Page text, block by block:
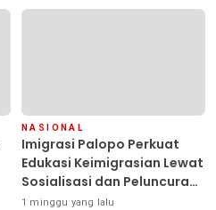
NASIONAL
Imigrasi Palopo Perkuat
Edukasi Keimigrasian Lewat
Sosialisasi dan Peluncuran
Inovasi Chatbot “IT CHIKA”
1 minggu yang lalu